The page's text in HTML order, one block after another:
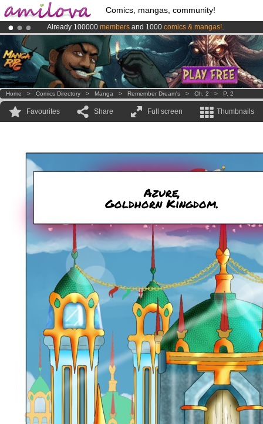
Comics, mangas, community!
Already 100000 members and 1000 comics & mangas!.
AmilovaKickstarter is now LIVE!.
Premium membership from3.95 euros per month !Get membership
Home > Comics Directory > Manga > Remember Dream's > Ch. 2 > P. 2
Favourites Share Full screen Thumbnails
Azure,
Goldhorn Kingdom.